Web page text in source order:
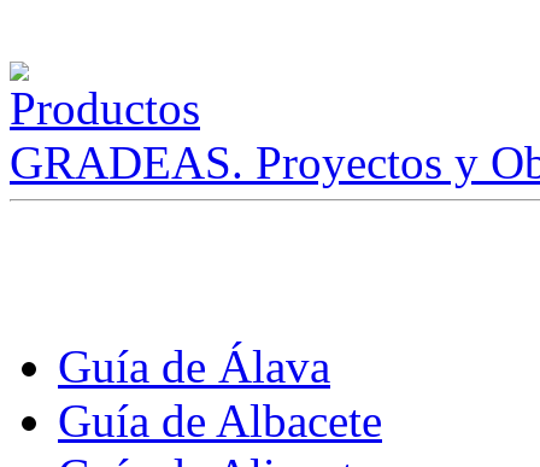
GRADEAS. Proyectos y
Guía de Álava
Guía de Albacete